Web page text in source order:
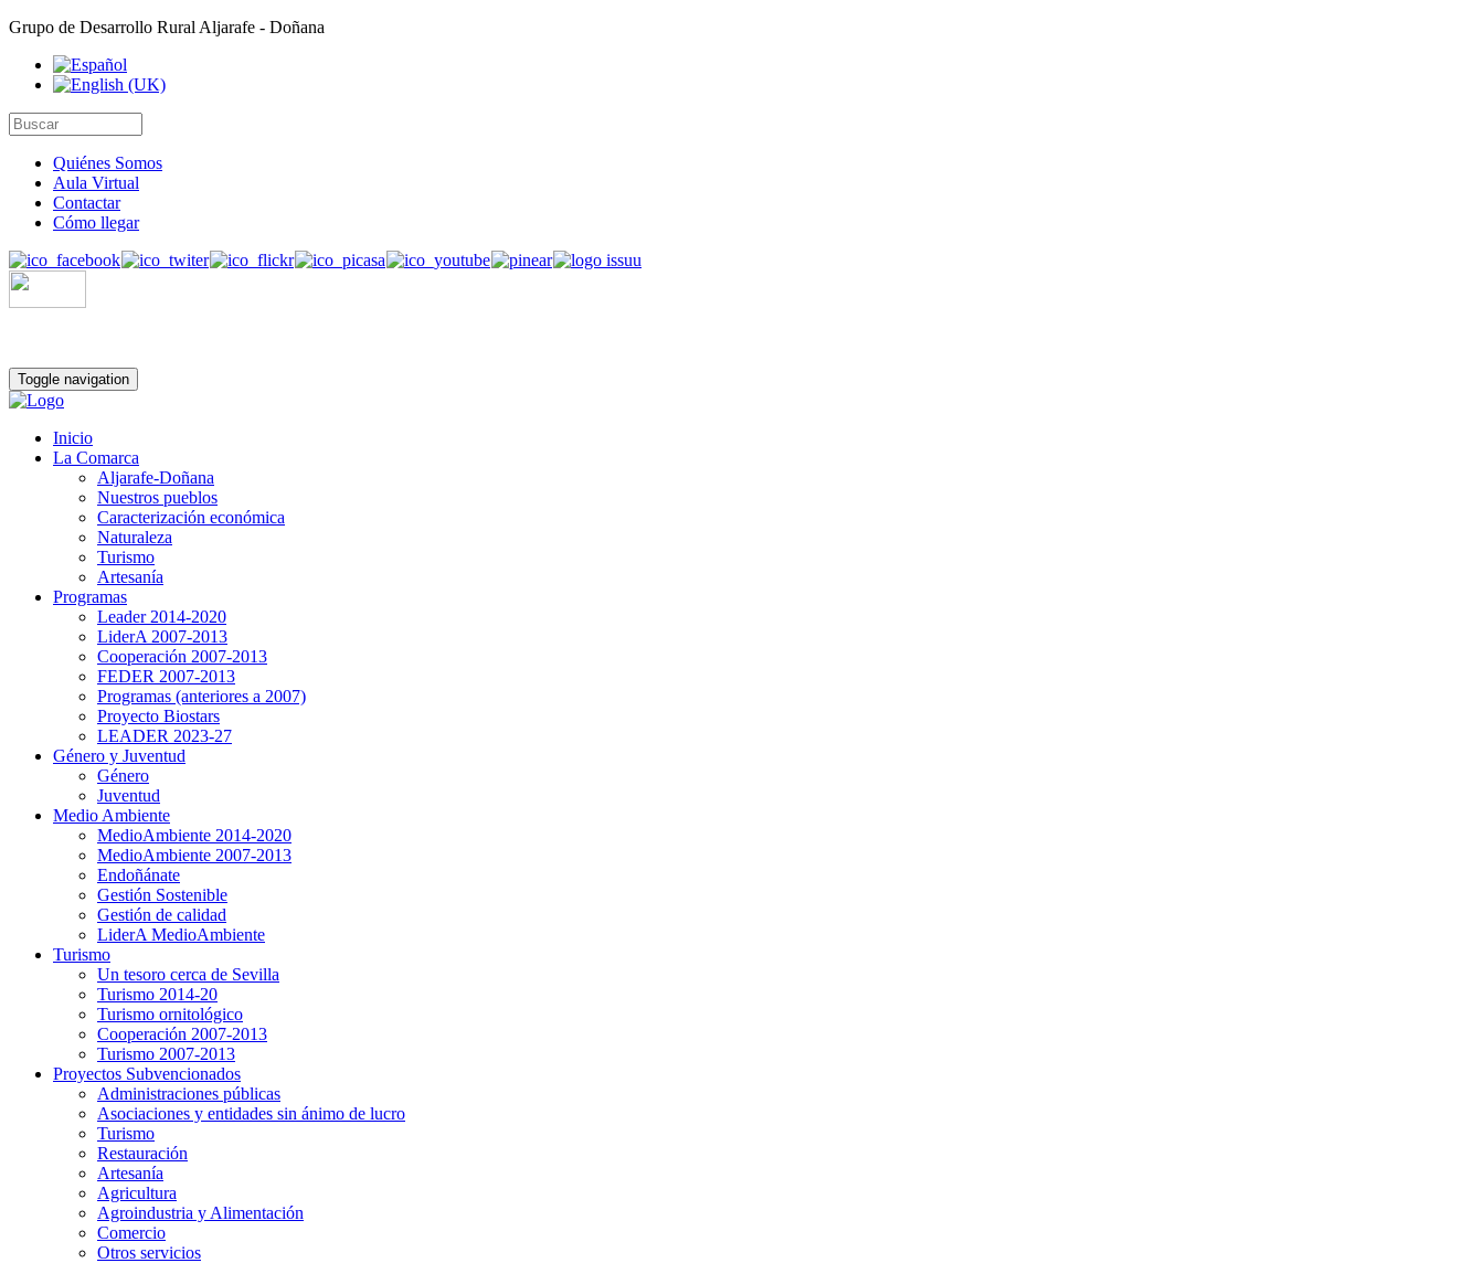
Grupo de Desarrollo Rural Aljarafe - Doñana
Quiénes Somos
Aula Virtual
Contactar
Cómo llegar
Toggle navigation
Inicio
La Comarca
Aljarafe-Doñana
Nuestros pueblos
Caracterización económica
Naturaleza
Turismo
Artesanía
Programas
Leader 2014-2020
LiderA 2007-2013
Cooperación 2007-2013
FEDER 2007-2013
Programas (anteriores a 2007)
Proyecto Biostars
LEADER 2023-27
Género y Juventud
Género
Juventud
Medio Ambiente
MedioAmbiente 2014-2020
MedioAmbiente 2007-2013
Endoñánate
Gestión Sostenible
Gestión de calidad
LiderA MedioAmbiente
Turismo
Un tesoro cerca de Sevilla
Turismo 2014-20
Turismo ornitológico
Cooperación 2007-2013
Turismo 2007-2013
Proyectos Subvencionados
Administraciones públicas
Asociaciones y entidades sin ánimo de lucro
Turismo
Restauración
Artesanía
Agricultura
Agroindustria y Alimentación
Comercio
Otros servicios